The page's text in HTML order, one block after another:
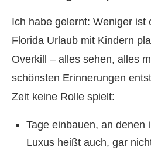
Ich habe gelernt: Weniger ist
Florida Urlaub mit Kindern
Overkill – alles sehen, alles
schönsten Erinnerungen
Zeit keine Rolle spielt:
Tage einbauen, an denen
Luxus heißt auch, gar